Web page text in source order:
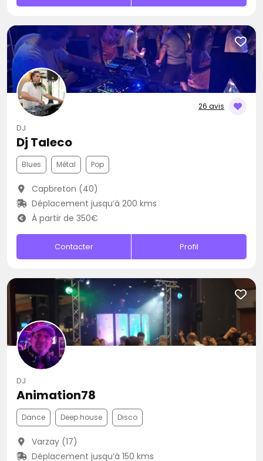
26 avis
DJ
Dj Taleco
Blues Métal Pop
Capbreton (40)
Déplacement jusqu’à 200 kms
À partir de 350€
Contacter Profil
DJ
Animation78
Dance Deep house Disco
Varzay (17)
Déplacement jusqu’à 150 kms